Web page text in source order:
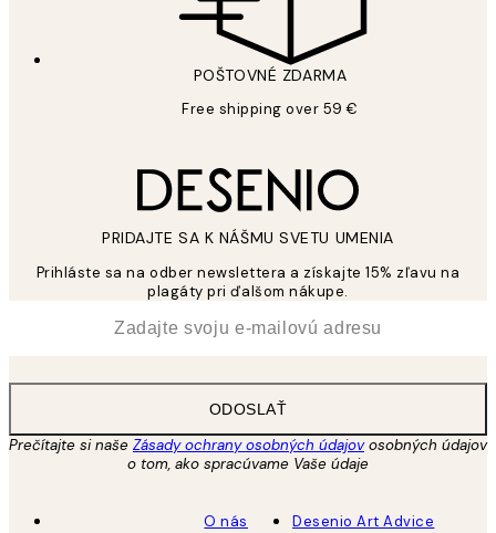
POŠTOVNÉ ZDARMA
Free shipping over 59 €
PRIDAJTE SA K NÁŠMU SVETU UMENIA
Prihláste sa na odber newslettera a získajte 15% zľavu na
plagáty pri ďalšom nákupe.
ODOSLAŤ
Prečítajte si naše Zásady ochrany osobných údajovosobných údajov
o tom, ako spracúvame Vaše údaje
O nás
Desenio Art Advice